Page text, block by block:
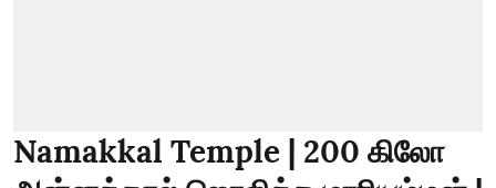
Namakkal Temple | 200 கிலோ